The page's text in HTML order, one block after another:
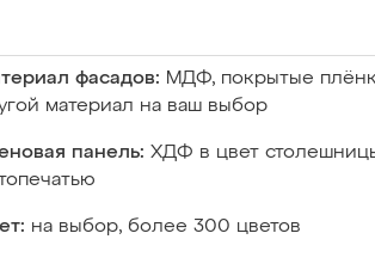
фасадов: МДФ, покрытые
материал на ваш выбор
панель: ХДФ в цвет
на выбор, более 300 цветов